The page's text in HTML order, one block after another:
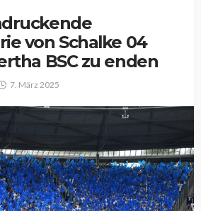
von Schalke 04
BSC zu enden
7. März 2025